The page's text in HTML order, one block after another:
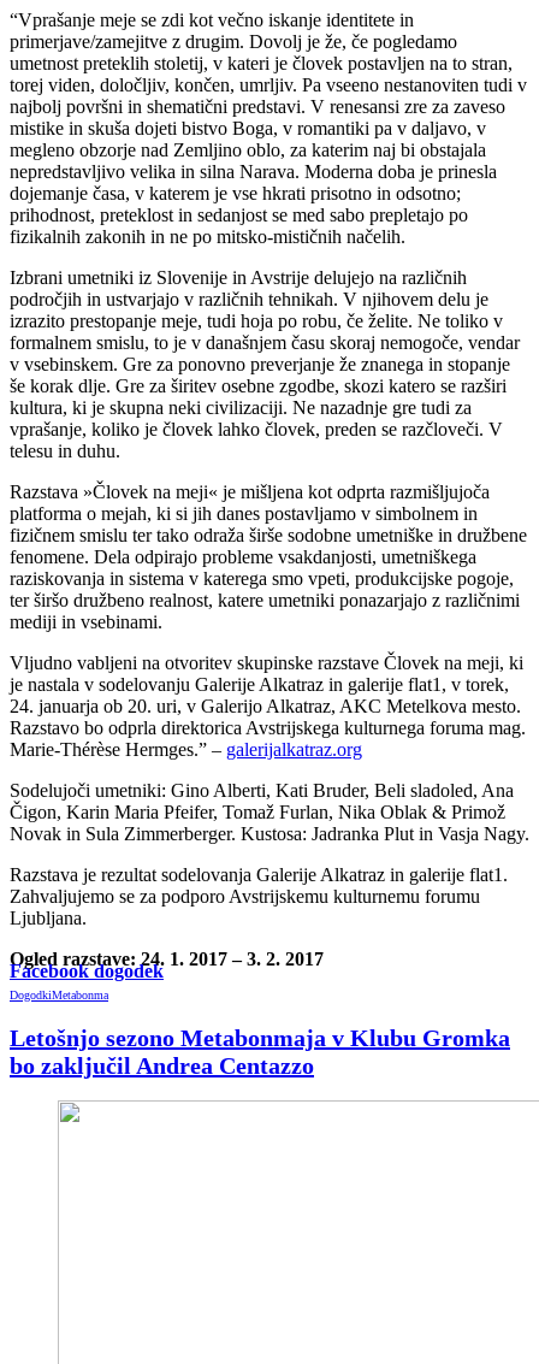
“Vprašanje meje se zdi kot večno iskanje identitete in
primerjave/zamejitve z drugim. Dovolj je že, če pogledamo
umetnost preteklih stoletij, v kateri je človek postavljen na to stran,
torej viden, določljiv, končen, umrljiv. Pa vseeno nestanoviten tudi v
najbolj površni in shematični predstavi. V renesansi zre za zaveso
mistike in skuša dojeti bistvo Boga, v romantiki pa v daljavo, v
megleno obzorje nad Zemljino oblo, za katerim naj bi obstajala
nepredstavljivo velika in silna Narava. Moderna doba je prinesla
dojemanje časa, v katerem je vse hkrati prisotno in odsotno;
prihodnost, preteklost in sedanjost se med sabo prepletajo po
fizikalnih zakonih in ne po mitsko-mističnih načelih.
Izbrani umetniki iz Slovenije in Avstrije delujejo na različnih
področjih in ustvarjajo v različnih tehnikah. V njihovem delu je
izrazito prestopanje meje, tudi hoja po robu, če želite. Ne toliko v
formalnem smislu, to je v današnjem času skoraj nemogoče, vendar
v vsebinskem. Gre za ponovno preverjanje že znanega in stopanje
še korak dlje. Gre za širitev osebne zgodbe, skozi katero se razširi
kultura, ki je skupna neki civilizaciji. Ne nazadnje gre tudi za
vprašanje, koliko je človek lahko človek, preden se razčloveči. V
telesu in duhu.
Razstava »Človek na meji« je mišljena kot odprta razmišljujoča
platforma o mejah, ki si jih danes postavljamo v simbolnem in
fizičnem smislu ter tako odraža širše sodobne umetniške in družbene
fenomene. Dela odpirajo probleme vsakdanjosti, umetniškega
raziskovanja in sistema v katerega smo vpeti, produkcijske pogoje,
ter širšo družbeno realnost, katere umetniki ponazarjajo z različnimi
mediji in vsebinami.
Vljudno vabljeni na otvoritev skupinske razstave Človek na meji, ki
je nastala v sodelovanju Galerije Alkatraz in galerije flat1, v torek,
24. januarja ob 20. uri, v Galerijo Alkatraz, AKC Metelkova mesto.
Razstavo bo odprla direktorica Avstrijskega kulturnega foruma mag.
Marie-Thérèse Hermges.” – galerijalkatraz.org
Sodelujoči umetniki: Gino Alberti, Kati Bruder, Beli sladoled, Ana
Čigon, Karin Maria Pfeifer, Tomaž Furlan, Nika Oblak & Primož
Novak in Sula Zimmerberger. Kustosa: Jadranka Plut in Vasja Nagy.
Razstava je rezultat sodelovanja Galerije Alkatraz in galerije flat1.
Zahvaljujemo se za podporo Avstrijskemu kulturnemu forumu
Ljubljana.
Ogled razstave: 24. 1. 2017 – 3. 2. 2017
Facebook dogodek
DogodkiMetabonma
Letošnjo sezono Metabonmaja v Klubu Gromka
bo zaključil Andrea Centazzo